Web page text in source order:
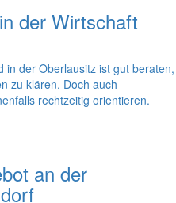
der Wirtschaft
in der Oberlausitz ist gut beraten,
zu klären. Doch auch
rechtzeitig orientieren.
an der